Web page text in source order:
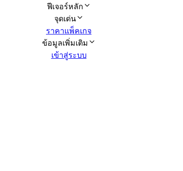
ฟีเจอร์หลัก
จุดเด่น
ราคาแพ็คเกจ
ข้อมูลเพิ่มเติม
เข้าสู่ระบบ